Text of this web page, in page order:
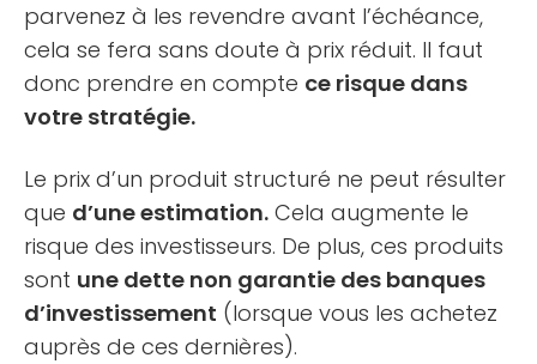
parvenez à les revendre avant l’échéance,
cela se fera sans doute à prix réduit. Il faut
donc prendre en compte ce risque dans
votre stratégie.
Le prix d’un produit structuré ne peut résulter
que d’une estimation. Cela augmente le
risque des investisseurs. De plus, ces produits
sont une dette non garantie des banques
d’investissement (lorsque vous les achetez
auprès de ces dernières).